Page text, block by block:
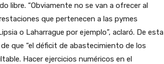
libre. “Obviamente no se van a ofrecer al
que pertenecen a las pymes
o Laharrague por ejemplo”, aclaró. De esta
que “el déficit de abastecimiento de los
Hacer ejercicios numéricos en el